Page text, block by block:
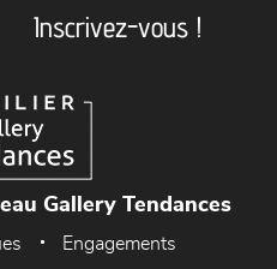
Inscrivez-vous !
Gallery Tendances
Engagements